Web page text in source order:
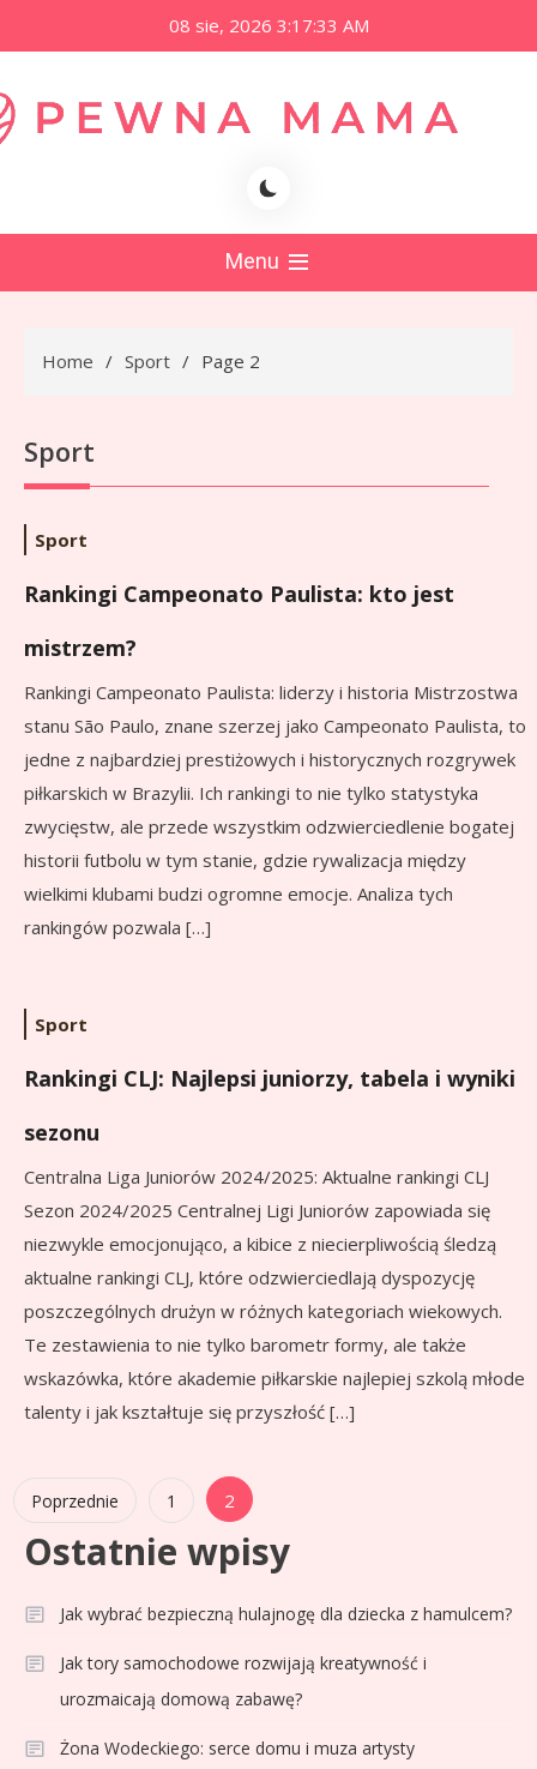
to
08 sie, 2026 3:17:33 AM
Menu
Home Sport Page 2
Sport
Sport
Rankingi Campeonato Paulista: kto jest
mistrzem?
Rankingi Campeonato Paulista: liderzy i historia Mistrzostwa
stanu São Paulo, znane szerzej jako Campeonato Paulista, to
jedne z najbardziej prestiżowych i historycznych rozgrywek
piłkarskich w Brazylii. Ich rankingi to nie tylko statystyka
zwycięstw, ale przede wszystkim odzwierciedlenie bogatej
historii futbolu w tym stanie, gdzie rywalizacja między
wielkimi klubami budzi ogromne emocje. Analiza tych
rankingów pozwala […]
Sport
Rankingi CLJ: Najlepsi juniorzy, tabela i wyniki
sezonu
Centralna Liga Juniorów 2024/2025: Aktualne rankingi CLJ
Sezon 2024/2025 Centralnej Ligi Juniorów zapowiada się
niezwykle emocjonująco, a kibice z niecierpliwością śledzą
aktualne rankingi CLJ, które odzwierciedlają dyspozycję
poszczególnych drużyn w różnych kategoriach wiekowych.
Te zestawienia to nie tylko barometr formy, ale także
wskazówka, które akademie piłkarskie najlepiej szkolą młode
talenty i jak kształtuje się przyszłość […]
Stronicowanie
wpisów
Poprzednie 1 2
Ostatnie wpisy
Jak wybrać bezpieczną hulajnogę dla dziecka z hamulcem?
Jak tory samochodowe rozwijają kreatywność i
urozmaicają domową zabawę?
Żona Wodeckiego: serce domu i muza artysty